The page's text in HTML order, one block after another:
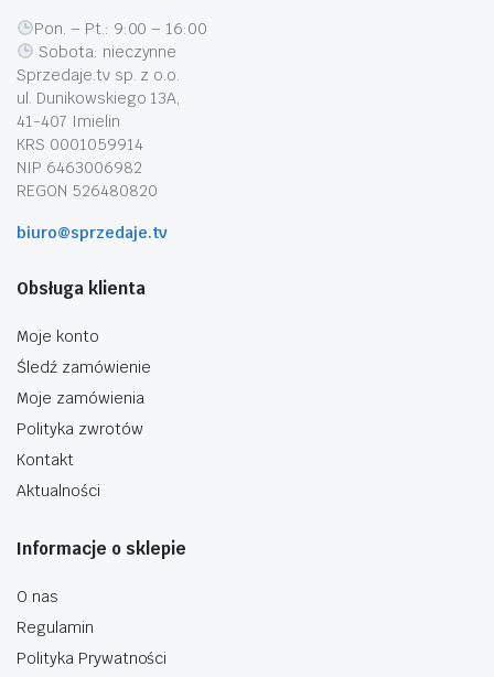
Pon. – Pt.: 9:00 – 16:00
Sobota: nieczynne
Sprzedaje.tv sp. z o.o.
ul. Dunikowskiego 13A,
41-407 Imielin
KRS 0001059914
NIP 6463006982
REGON 526480820
biuro@sprzedaje.tv
Obsługa klienta
Moje konto
Śledź zamówienie
Moje zamówienia
Polityka zwrotów
Kontakt
Aktualności
Informacje o sklepie
O nas
Regulamin
Polityka Prywatności